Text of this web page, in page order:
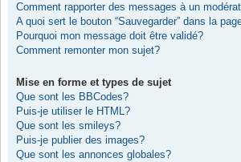
Comment rapporter des messages à un
A quoi sert le bouton “Sauvegarder” dans la
Pourquoi mon message doit être validé?
Comment remonter mon sujet?
Mise en forme et types de sujet
Que sont les BBCodes?
Puis-je utiliser le HTML?
Que sont les smileys?
Puis-je publier des images?
Que sont les annonces globales?